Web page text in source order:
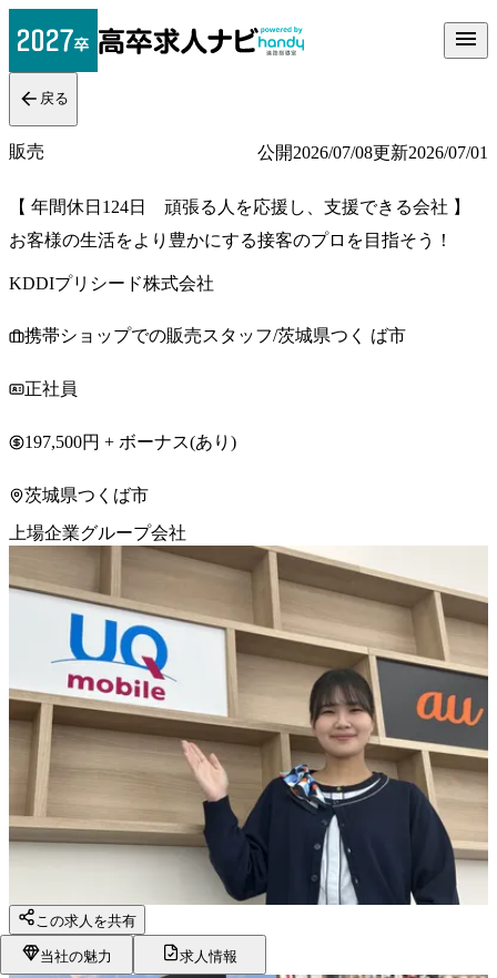
戻る
販売 公開2026/07/08更新2026/07/01
【 年間休日124日 頑張る人を応援し、支援できる会社 】
お客様の生活をより豊かにする接客のプロを目指そう！
KDDIプリシード株式会社
携帯ショップでの販売スタッフ/茨城県つく ば市
正社員
197,500円 + ボーナス(あり)
茨城県つくば市
上場企業グループ会社
この求人を共有
当社の魅力 求人情報